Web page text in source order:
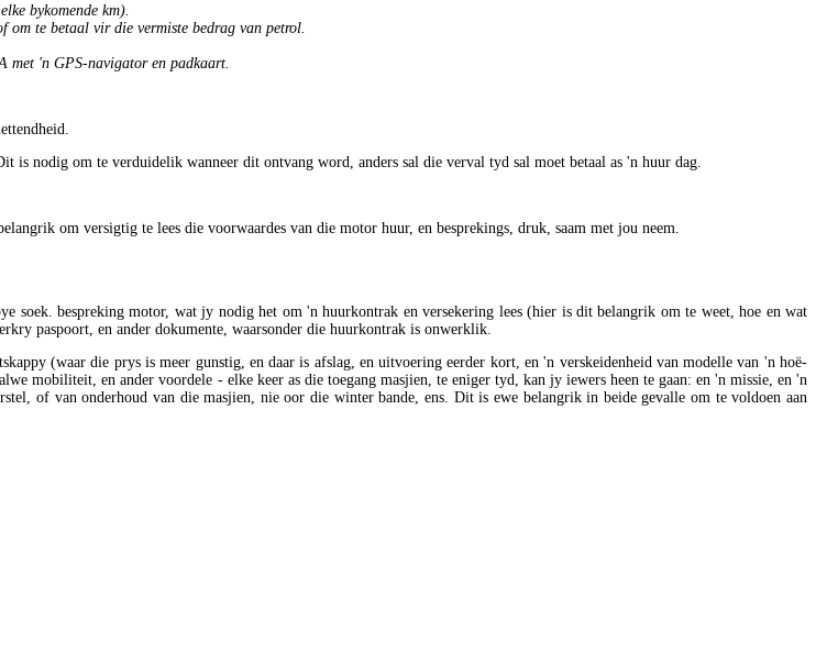
bykomende km).
om te betaal vir die vermiste bedrag van petrol.
met 'n GPS-navigator en padkaart.
is nodig om te verduidelik wanneer dit ontvang word, anders sal die verval tyd sal moet betaal as 'n huur dag.
om versigtig te lees die voorwaardes van die motor huur, en besprekings, druk, saam met jou neem.
soek. bespreking motor, wat jy nodig het om 'n huurkontrak en versekering lees (hier is dit belangrik om te weet, hoe en wat
paspoort, en ander dokumente, waarsonder die huurkontrak is onwerklik.
(waar die prys is meer gunstig, en daar is afslag, en uitvoering eerder kort, en 'n verskeidenheid van modelle van 'n hoë-
mobiliteit, en ander voordele - elke keer as die toegang masjien, te eniger tyd, kan jy iewers heen te gaan: en 'n missie, en 'n
of van onderhoud van die masjien, nie oor die winter bande, ens. Dit is ewe belangrik in beide gevalle om te voldoen aan